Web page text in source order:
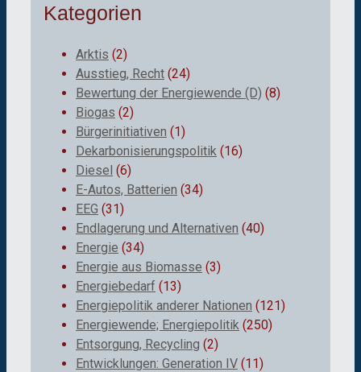
Kategorien
Arktis (2)
Ausstieg, Recht (24)
Bewertung der Energiewende (D) (8)
Biogas (2)
Bürgerinitiativen (1)
Dekarbonisierungspolitik (16)
Diesel (6)
E-Autos, Batterien (34)
EEG (31)
Endlagerung und Alternativen (40)
Energie (34)
Energie aus Biomasse (3)
Energiebedarf (13)
Energiepolitik anderer Nationen (121)
Energiewende; Energiepolitik (250)
Entsorgung, Recycling (2)
Entwicklungen: Generation IV (11)